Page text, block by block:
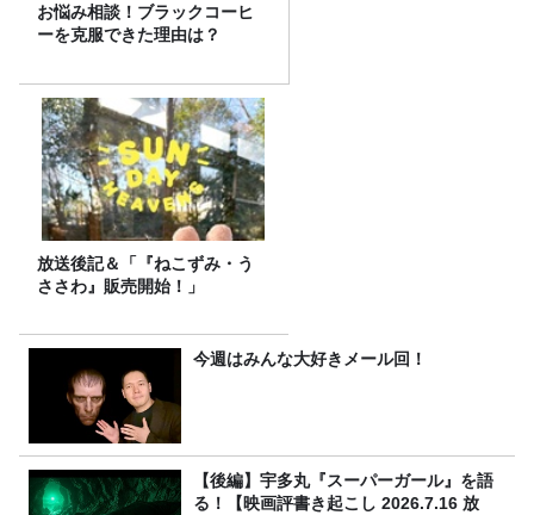
お悩み相談！ブラックコーヒ
ーを克服できた理由は？
放送後記＆「『ねこずみ・う
ささわ』販売開始！」
今週はみんな大好きメール回！
【後編】宇多丸『スーパーガール』を語
る！【映画評書き起こし 2026.7.16 放